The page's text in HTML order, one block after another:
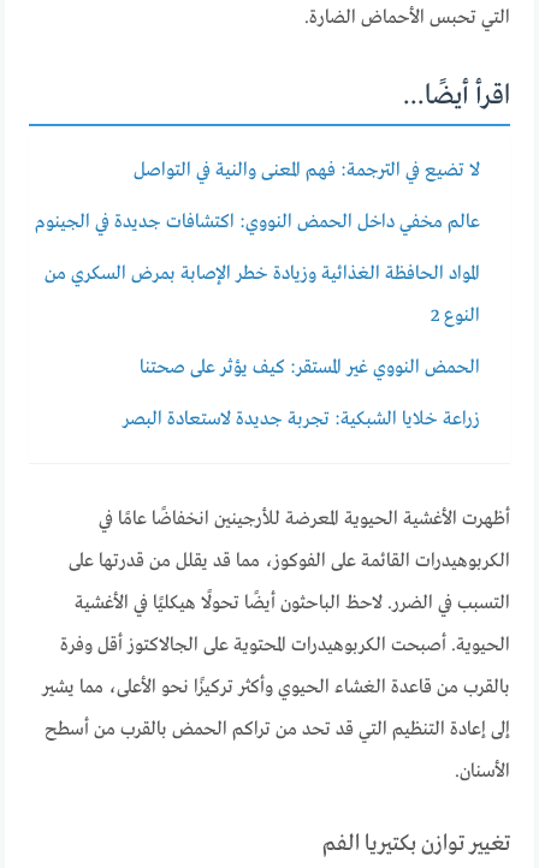
التي تحبس الأحماض الضارة.
اقرأ أيضًا...
لا تضيع في الترجمة: فهم المعنى والنية في التواصل
عالم مخفي داخل الحمض النووي: اكتشافات جديدة في الجينوم
المواد الحافظة الغذائية وزيادة خطر الإصابة بمرض السكري من
النوع 2
الحمض النووي غير المستقر: كيف يؤثر على صحتنا
زراعة خلايا الشبكية: تجربة جديدة لاستعادة البصر
أظهرت الأغشية الحيوية المعرضة للأرجينين انخفاضًا عامًا في
الكربوهيدرات القائمة على الفوكوز، مما قد يقلل من قدرتها على
التسبب في الضرر. لاحظ الباحثون أيضًا تحولًا هيكليًا في الأغشية
الحيوية. أصبحت الكربوهيدرات المحتوية على الجالاكتوز أقل وفرة
بالقرب من قاعدة الغشاء الحيوي وأكثر تركيزًا نحو الأعلى، مما يشير
إلى إعادة التنظيم التي قد تحد من تراكم الحمض بالقرب من أسطح
الأسنان.
تغيير توازن بكتيريا الفم